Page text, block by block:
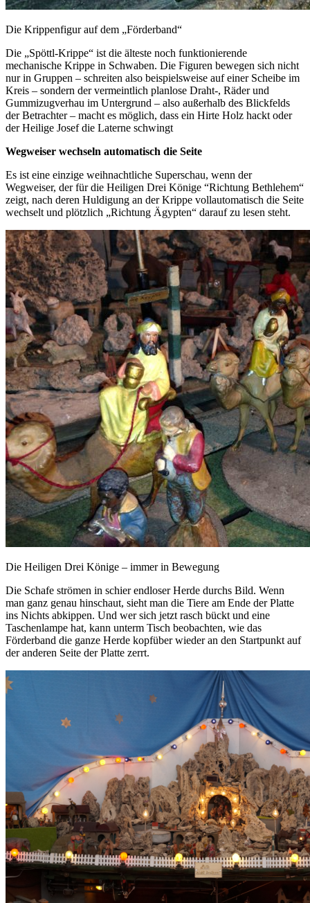
Die Krippenfigur auf dem „Förderband“
Die „Spöttl-Krippe“ ist die älteste noch funktionierende
mechanische Krippe in Schwaben. Die Figuren bewegen sich nicht
nur in Gruppen – schreiten also beispielsweise auf einer Scheibe im
Kreis – sondern der vermeintlich planlose Draht-, Räder und
Gummizugverhau im Untergrund – also außerhalb des Blickfelds
der Betrachter – macht es möglich, dass ein Hirte Holz hackt oder
der Heilige Josef die Laterne schwingt
Wegweiser wechseln automatisch die Seite
Es ist eine einzige weihnachtliche Superschau, wenn der
Wegweiser, der für die Heiligen Drei Könige “Richtung Bethlehem“
zeigt, nach deren Huldigung an der Krippe vollautomatisch die Seite
wechselt und plötzlich „Richtung Ägypten“ darauf zu lesen steht.
Die Heiligen Drei Könige – immer in Bewegung
Die Schafe strömen in schier endloser Herde durchs Bild. Wenn
man ganz genau hinschaut, sieht man die Tiere am Ende der Platte
ins Nichts abkippen. Und wer sich jetzt rasch bückt und eine
Taschenlampe hat, kann unterm Tisch beobachten, wie das
Förderband die ganze Herde kopfüber wieder an den Startpunkt auf
der anderen Seite der Platte zerrt.